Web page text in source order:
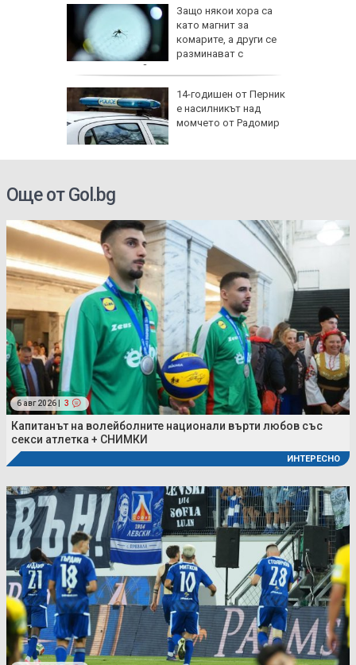
Защо някои хора са
като магнит за
комарите, а други се
разминават с
ухапванията им?
14-годишен от Перник
е насилникът над
момчето от Радомир
Още от Gol.bg
6 авг 2026 | 3
Капитанът на волейболните национали върти любов със
секси атлетка + СНИМКИ
ИНТЕРЕСНО